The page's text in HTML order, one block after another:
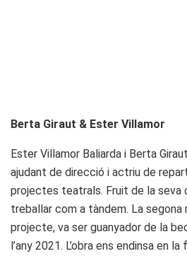
Berta Giraut & Ester Villamor
Ester Villamor Baliarda i Berta
ajudant de direcció i actriu de
projectes teatrals. Fruit de la seva
treballar com a tàndem. La segona
projecte, va ser guanyador de la
l’any 2021. L’obra ens endinsa en